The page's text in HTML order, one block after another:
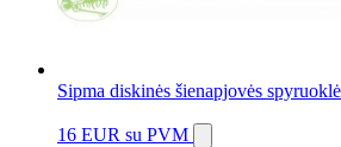
Sipma diskinės šienapjovės
16 EUR su PVM